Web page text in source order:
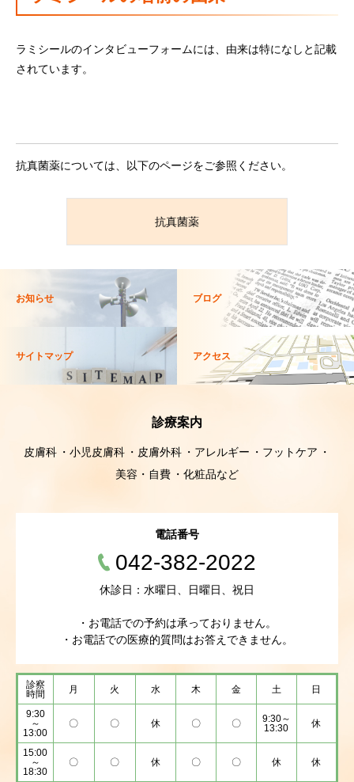
ラミシールのインタビューフォームには、由来は特になしと記載
されています。
抗真菌薬については、以下のページをご参照ください。
抗真菌薬
お知らせ ブログ
サイトマップ アクセス
診療案内
皮膚科 小児皮膚科 皮膚外科 アレルギー
フットケア
美容・自費
化粧品など
電話番号
042-382-2022
休診日：水曜日、日曜日、祝日
・お電話での予約は承っておりません。
・お電話での医療的質問はお答えできません。
診察
時間
月 火 水 木 金 土 日
9:30
～
13:00
〇 〇 休 〇 〇
9:30～
13:30
休
15:00
～
18:30
〇 〇 休 〇 〇 休 休